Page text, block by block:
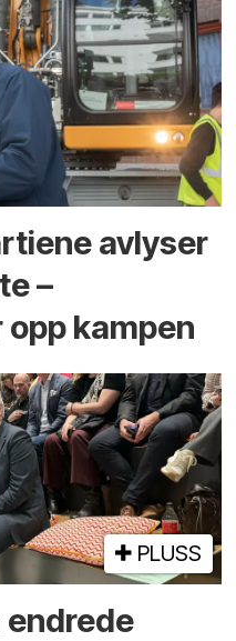
avlyser
–
kampen
PLUSS
endrede